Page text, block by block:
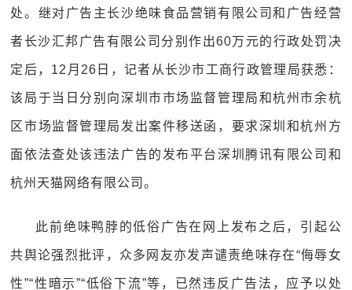
处。继对广告主长沙绝味食品营销有限公司和广告经营
者长沙汇邦广告有限公司分别作出60万元的行政处罚决
定后，12月26日，记者从长沙市工商行政管理局获悉：
该局于当日分别向深圳市市场监督管理局和杭州市余杭
区市场监督管理局发出案件移送函，要求深圳和杭州方
面依法查处该违法广告的发布平台深圳腾讯有限公司和
杭州天猫网络有限公司。
此前绝味鸭脖的低俗广告在网上发布之后，引起公
共舆论强烈批评，众多网友亦发声谴责绝味存在“侮辱女
性”“性暗示”“低俗下流”等，已然违反广告法，应予以处